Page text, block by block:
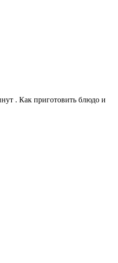
. Как приготовить блюдо и